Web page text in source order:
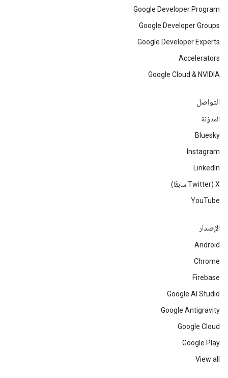
Google Developer Program
Google Developer Groups
Google Developer Experts
Accelerators
Google Cloud & NVIDIA
التواصل
المدوّنة
Bluesky
Instagram
LinkedIn
‫X ‏(Twitter سابقًا)
YouTube
الإصدار
Android
Chrome
Firebase
Google AI Studio
Google Antigravity
Google Cloud
Google Play
View all